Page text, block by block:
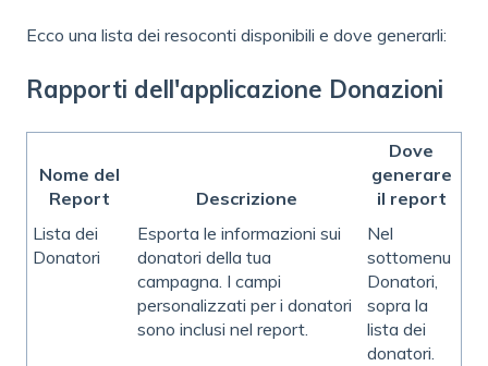
Ecco una lista dei resoconti disponibili e dove generarli:
Rapporti dell'applicazione Donazioni
Nome del
Report
Descrizione
Dove
generare
il report
Lista dei
Donatori
Esporta le informazioni sui
donatori della tua
campagna. I campi
personalizzati per i donatori
sono inclusi nel report.
Nel
sottomenu
Donatori,
sopra la
lista dei
donatori.